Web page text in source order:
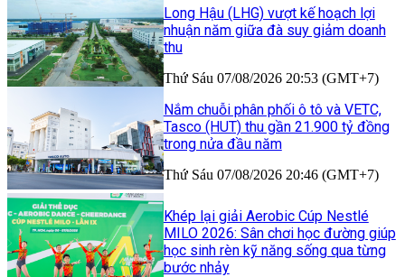
Long Hậu (LHG) vượt kế hoạch lợi
nhuận năm giữa đà suy giảm doanh
thu
Thứ Sáu 07/08/2026 20:53 (GMT+7)
Nắm chuỗi phân phối ô tô và VETC,
Tasco (HUT) thu gần 21.900 tỷ đồng
trong nửa đầu năm
Thứ Sáu 07/08/2026 20:46 (GMT+7)
Khép lại giải Aerobic Cúp Nestlé
MILO 2026: Sân chơi học đường giúp
học sinh rèn kỹ năng sống qua từng
bước nhảy